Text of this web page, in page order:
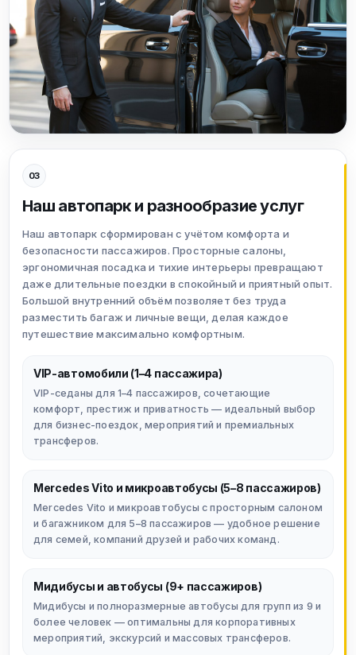
03
Наш автопарк и разнообразие услуг
Наш автопарк сформирован с учётом комфорта и
безопасности пассажиров. Просторные салоны,
эргономичная посадка и тихие интерьеры превращают
даже длительные поездки в спокойный и приятный опыт.
Большой внутренний объём позволяет без труда
разместить багаж и личные вещи, делая каждое
путешествие максимально комфортным.
VIP-автомобили (1–4 пассажира)
VIP-седаны для 1–4 пассажиров, сочетающие
комфорт, престиж и приватность — идеальный выбор
для бизнес-поездок, мероприятий и премиальных
трансферов.
Mercedes Vito и микроавтобусы (5–8 пассажиров)
Mercedes Vito и микроавтобусы с просторным салоном
и багажником для 5–8 пассажиров — удобное решение
для семей, компаний друзей и рабочих команд.
Мидибусы и автобусы (9+ пассажиров)
Мидибусы и полноразмерные автобусы для групп из 9 и
более человек — оптимальны для корпоративных
мероприятий, экскурсий и массовых трансферов.